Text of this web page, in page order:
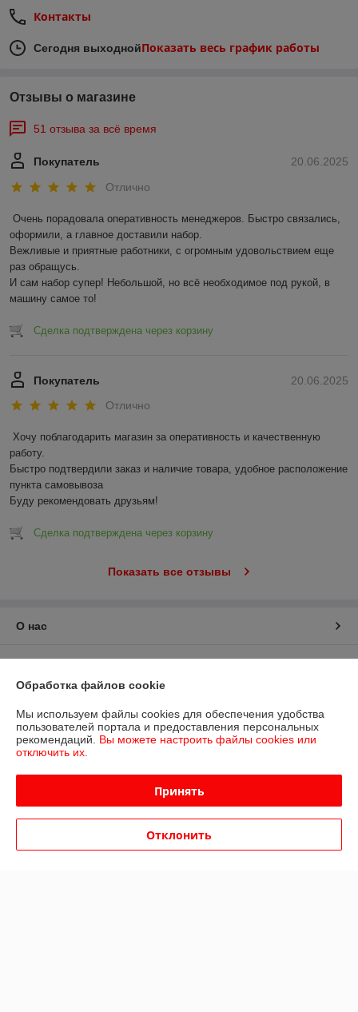
Контакты
Сегодня выходнойПоказать весь график работы
Отзывы о магазине
51 отзыва за всё время
20.06.2025
Покупатель
Отлично
Очень порадовала оперативность менеджеров. Быстро связались,
оформили, а главное доставили набор.
Вежливые и приятные работники, с огромным удовольствием еще
раз обращусь.
И сам набор супер! Небольшой, но всё необходимое под рукой, в
машину самое то!
Сделка подтверждена через корзину
20.06.2025
Покупатель
Отлично
Хочу поблагодарить магазин за оперативность и качественную
работу.
Быстро подтвердили заказ и наличие товара, удобное расположение
пункта самовывоза
Буду рекомендовать друзьям!
Сделка подтверждена через корзину
Показать все отзывы
О нас
График работы
Полная версия сайта
Сайт создан на платформе Deal.by
Обработка файлов cookie
Мы используем файлы cookies для обеспечения удобства
пользователей портала и предоставления персональных
рекомендаций. Вы можете настроить файлы cookies или
отключить их.
Принять
Отклонить